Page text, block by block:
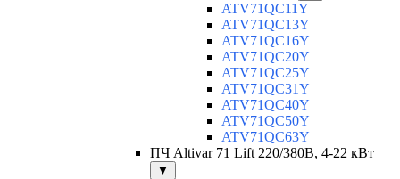
ATV71QC11Y
ATV71QC13Y
ATV71QC16Y
ATV71QC20Y
ATV71QC25Y
ATV71QC31Y
ATV71QC40Y
ATV71QC50Y
ATV71QC63Y
ПЧ Altivar 71 Lift 220/380В, 4-22 кВт
▼